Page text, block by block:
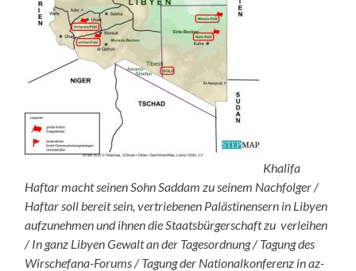
Khalifa
Haftar macht seinen Sohn Saddam zu seinem Nachfolger /
Haftar soll bereit sein, vertriebenen Palästinensern in Libyen
aufzunehmen und ihnen die Staatsbürgerschaft zu verleihen
/ In ganz Libyen Gewalt an der Tagesordnung / Tagung des
Wirschefana-Forums / Tagung der Nationalkonferenz in az-